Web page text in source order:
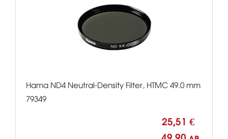
Hama ND4 Neutral-Density Filter, HTMC 49.0 mm
79349
25,51 €